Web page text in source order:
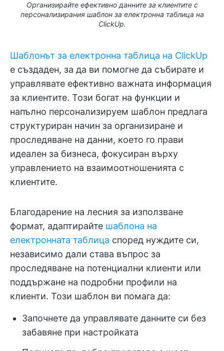
Организирайте ефективно данните за клиентите с
персонализирания шаблон за електронна таблица на
ClickUp.
Шаблонът за електронна таблица на ClickUp
е създаден, за да ви помогне да събирате и
управлявате ефективно важната информация
за клиентите. Този богат на функции и
напълно персонализируем шаблон предлага
структуриран начин за организиране и
проследяване на данни, което го прави
идеален за бизнеса, фокусиран върху
управлението на взаимоотношенията с
клиентите.
Благодарение на лесния за използване
формат, адаптирайте шаблона на
електронната таблица според нуждите си,
независимо дали става въпрос за
проследяване на потенциални клиенти или
поддържане на подробни профили на
клиенти. Този шаблон ви помага да:
Започнете да управлявате данните си без
забавяне при настройката